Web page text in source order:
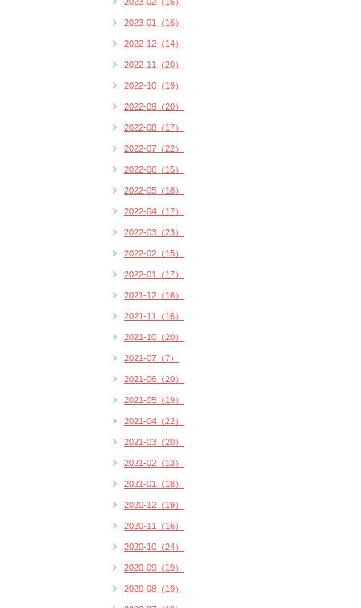
2023-01（16）
2022-12（14）
2022-11（20）
2022-10（19）
2022-09（20）
2022-08（17）
2022-07（22）
2022-06（15）
2022-05（18）
2022-04（17）
2022-03（23）
2022-02（15）
2022-01（17）
2021-12（16）
2021-11（16）
2021-10（20）
2021-07（7）
2021-06（20）
2021-05（19）
2021-04（22）
2021-03（20）
2021-02（13）
2021-01（18）
2020-12（19）
2020-11（16）
2020-10（24）
2020-09（19）
2020-08（19）